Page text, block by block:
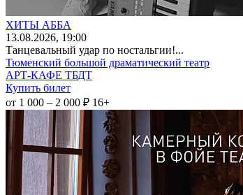
ХИТЫ АББА
13.08.2026, 19:00
Танцевальный удар по ностальгии!...
Тюменский большой драматический театр
АРТ-КАФЕ ТБДТ
Купить билет
от 1 000 – 2 000 ₽ 16+